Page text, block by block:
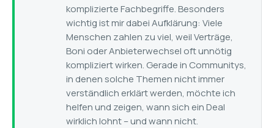
komplizierte Fachbegriffe. Besonders
wichtig ist mir dabei Aufklärung: Viele
Menschen zahlen zu viel, weil Verträge,
Boni oder Anbieterwechsel oft unnötig
kompliziert wirken. Gerade in Communitys,
in denen solche Themen nicht immer
verständlich erklärt werden, möchte ich
helfen und zeigen, wann sich ein Deal
wirklich lohnt – und wann nicht.